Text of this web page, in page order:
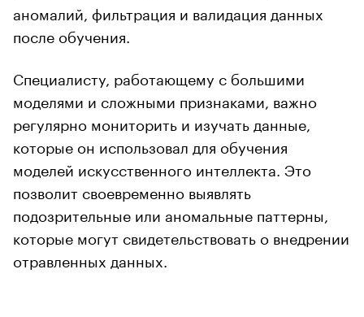
аномалий, фильтрация и валидация данных
после обучения.
Специалисту, работающему с большими
моделями и сложными признаками, важно
регулярно мониторить и изучать данные,
которые он использовал для обучения
моделей искусственного интеллекта. Это
позволит своевременно выявлять
подозрительные или аномальные паттерны,
которые могут свидетельствовать о внедрении
отравленных данных.